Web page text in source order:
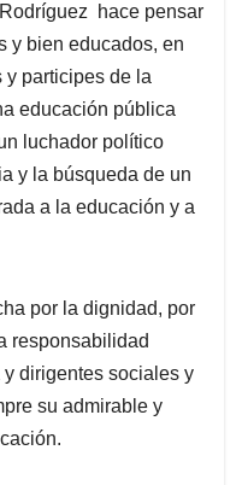
hace pensar
y bien educados, en
y participes de la
educación pública
luchador político
y la búsqueda de un
a la educación y a
por la dignidad, por
responsabilidad
dirigentes sociales y
su admirable y